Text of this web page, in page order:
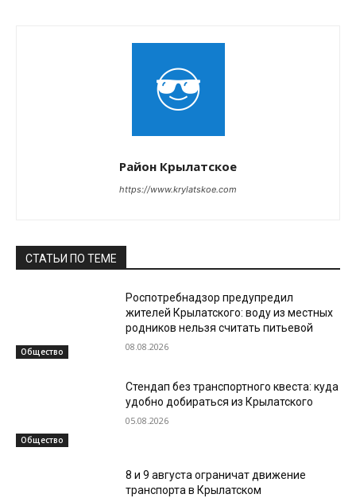
Район Крылатское
https://www.krylatskoe.com
СТАТЬИ ПО ТЕМЕ
Общество
Роспотребнадзор предупредил
жителей Крылатского: воду из местных
родников нельзя считать питьевой
08.08.2026
Общество
Стендап без транспортного квеста: куда
удобно добираться из Крылатского
05.08.2026
8 и 9 августа ограничат движение
транспорта в Крылатском